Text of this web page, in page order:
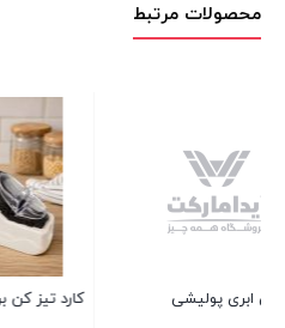
محصولات مرتبط
کارد تیز کن برقی
6 عدد در انبار